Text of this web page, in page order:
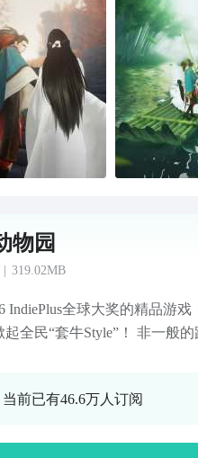
物园
319.02MB
IndiePlus全球大奖的精品游
起全民“套牛Style”！ 非一般
新“骑”冒险旅程！ ■创新操作
前已有46.6万人订阅